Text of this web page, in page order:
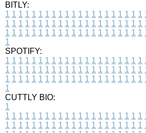
BITLY:
1 1 1 1 1 1 1 1 1 1 1 1 1 1 1 1 1 1 1 1 1
1 1 1 1 1 1 1 1 1 1 1 1 1 1 1 1 1 1 1 1 1
1 1 1 1 1 1 1 1 1 1 1 1 1 1 1 1 1 1 1 1 1
1
SPOTIFY:
1 1 1 1 1 1 1 1 1 1 1 1 1 1 1 1 1 1 1 1 1
1 1 1 1 1 1 1 1 1 1 1 1 1 1 1 1 1 1 1 1 1
1 1 1 1 1 1 1 1 1 1 1 1 1 1 1 1 1 1 1 1 1
1
CUTTLY BIO:
1
1 1 1 1 1 1 1 1 1 1 1 1 1 1 1 1 1 1 1 1 1
1 1 1 1 1 1 1 1 1 1 1 1 1 1 1 1 1 1 1 1 1